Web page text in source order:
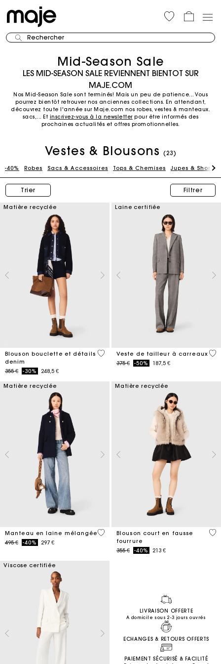
Rechercher
Mid-Season Sale
LES MID-SEASON SALE REVIENNENT BIENTOT SUR
MAJE.COM
Nos Mid-Season Sale sont terminés! Mais un peu de patience... Vous
pourrez bientôt retrouver nos anciennes collections. En attendant,
découvrez toute l'année sur Maje.com nos robes, vestes & manteaux.
sacs,... Et inscrivez-vous à la newsletterpour être informés des
prochaines actualités et offres promotionnelles.
Vestes & Blousons (23)
-40% Robes Sacs & Accessoires Tops & Chemises Jupes & Shorts
Trier Filtrer
Matière recyclée
Blouson bouclette et détails
denim
Price reduced from
355 €to-30% 248,5 €
5 out of 5 Customer Rating
Laine certifiée
Veste de tailleur à carreaux
Price reduced from
375 €to-50% 187,5 €
4
Matière recyclée
Manteau en laine mélangée
Price reduced from
495 €to-40% 297 €
5 out of 5 Customer Rating
Matière recyclée
Blouson court en fausse
fourrure
Price reduced from
355 €to-40% 213 €
4,5
Viscose certifiée
LIVRAISON OFFERTE
A domicile sous 2-3 jours ouvrés
ECHANGES & RETOURS OFFERTS
PAIEMENT SÉCURISÉ & FACILITÉ